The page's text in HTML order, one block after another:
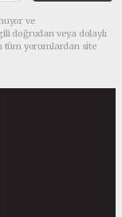
ve
doğrudan veya dolaylı
tüm yorumlardan site